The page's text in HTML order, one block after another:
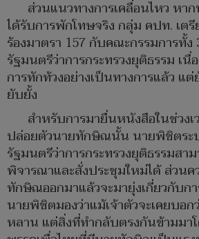
ส่วนแนวทางการเคลื่อนไหว ห
ได้รับการพักโทษจริง กลุ่ม คปท. เต
ร้องมาตรา 157 กับคณะกรรมการทั้ง
รัฐมนตรีว่าการกระทรวงยุติธรรม เนื่
การทักท้วงอย่างเป็นทางการแล้ว แ
ยับยั้ง
สำหรับการมายื่นหนังสือในช่วงเ
ปล่อยตัวนายทักษิณนั้น นายพิชิตระบุ
รัฐมนตรีว่าการกระทรวงยุติธรรมสา
พิจารณาและสั่งประชุมใหม่ได้ ส่วน
ทักษิณออกมาแล้วจะมายุ่งเกี่ยวกับก
นายพิชิตมองว่าแม้เจ้าตัวจะเคยบอก
หลาน แต่สิ่งที่ทำกลับตรงกันข้ามมา